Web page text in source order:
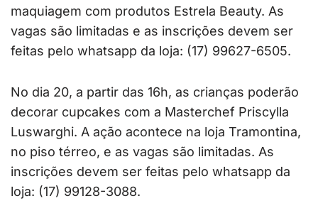
maquiagem com produtos Estrela Beauty. As
vagas são limitadas e as inscrições devem ser
feitas pelo whatsapp da loja: (17) 99627-6505.
No dia 20, a partir das 16h, as crianças poderão
decorar cupcakes com a Masterchef Priscylla
Luswarghi. A ação acontece na loja Tramontina,
no piso térreo, e as vagas são limitadas. As
inscrições devem ser feitas pelo whatsapp da
loja: (17) 99128-3088.